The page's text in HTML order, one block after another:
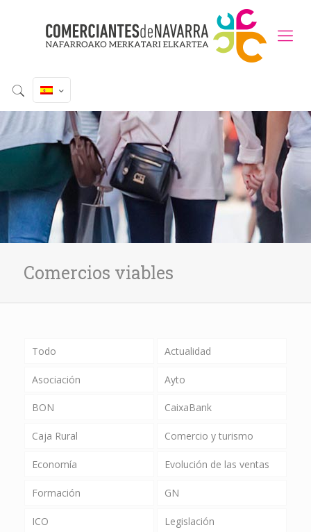
Comercios viables
Todo Actualidad
Asociación Ayto
BON CaixaBank
Caja Rural Comercio y turismo
Economía Evolución de las ventas
Formación GN
ICO Legislación